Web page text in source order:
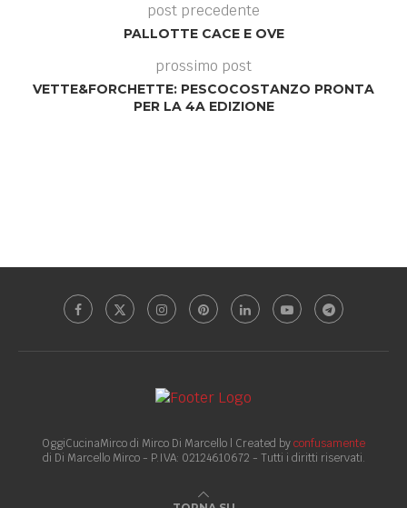
post precedente
PALLOTTE CACE E OVE
prossimo post
VETTE&FORCHETTE: PESCOCOSTANZO PRONTA
PER LA 4A EDIZIONE
OggiCucinaMirco di Mirco Di Marcello | Created byconfusamente
di Di Marcello Mirco - P.IVA: 02124610672 - Tutti i diritti riservati.